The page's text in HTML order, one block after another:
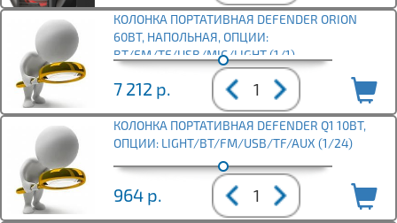
КОЛОНКА ПОРТАТИВНАЯ DEFENDER ORION
60ВТ, НАПОЛЬНАЯ, ОПЦИИ:
BT/FM/TF/USB/MIC/LIGHT (1/1)
7 212 р.
КОЛОНКА ПОРТАТИВНАЯ DEFENDER Q1 10ВТ,
ОПЦИИ: LIGHT/BT/FM/USB/TF/AUX (1/24)
964 р.